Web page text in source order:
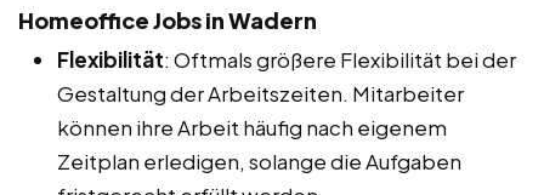
Homeoffice Jobs in Wadern
Flexibilität: Oftmals größere Flexibilität bei der
Gestaltung der Arbeitszeiten. Mitarbeiter
können ihre Arbeit häufig nach eigenem
Zeitplan erledigen, solange die Aufgaben